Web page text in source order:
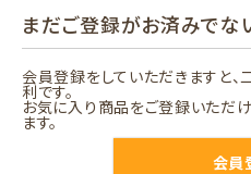
まだご登録がお済みでな
会員登録をしていただきますと
利です。
お気に入り商品をご登録いただ
ます。
会員